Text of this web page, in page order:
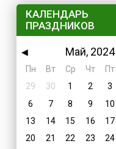
КАЛЕНДАРЬ
ПРАЗДНИКОВ
◀ Май, 2024
Пн
Вт Ср Чт Пт
29
30 1 2 3
6
7 8 9 10
13
14 15 16 17
20
21 22 23 24